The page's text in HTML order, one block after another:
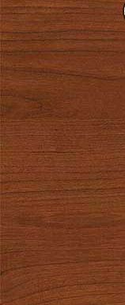
Csokoládés-diós
szendvics